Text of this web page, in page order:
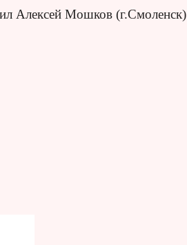
Алексей Мошков (г.Смоленск)